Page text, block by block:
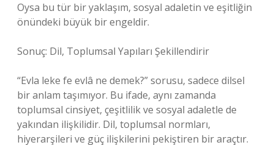
Oysa bu tür bir yaklaşım, sosyal adaletin ve eşitliğin
önündeki büyük bir engeldir.
Sonuç: Dil, Toplumsal Yapıları Şekillendirir
“Evla leke fe evlâ ne demek?” sorusu, sadece dilsel
bir anlam taşımıyor. Bu ifade, aynı zamanda
toplumsal cinsiyet, çeşitlilik ve sosyal adaletle de
yakından ilişkilidir. Dil, toplumsal normları,
hiyerarşileri ve güç ilişkilerini pekiştiren bir araçtır.